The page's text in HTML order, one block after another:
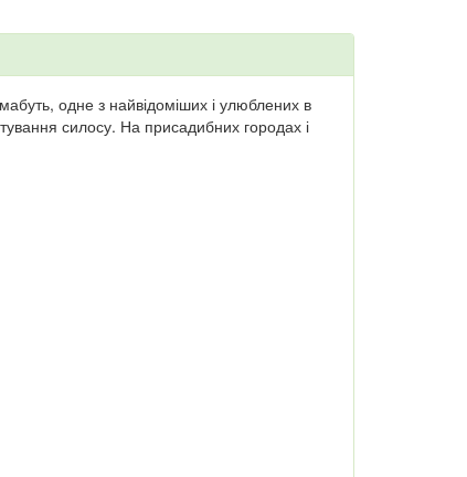
одне з найвідоміших і улюблених в
силосу. На присадибних городах і